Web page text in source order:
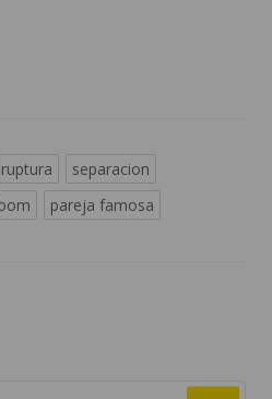
ruptura
separacion
pareja famosa